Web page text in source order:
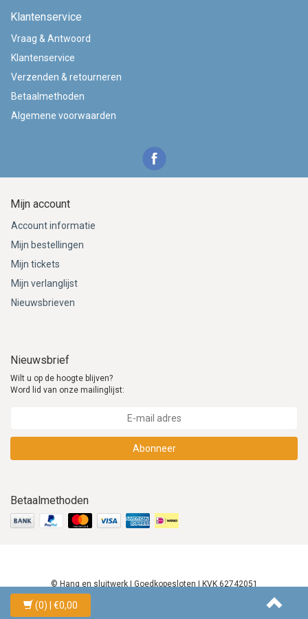
Klantenservice
Vraag & Antwoord
Klantenservice
Verzenden & retourneren
Betaalmethoden
Algemene voorwaarden
Mijn account
Account informatie
Mijn bestellingen
Mijn tickets
Mijn verlanglijst
Nieuwsbrieven
Nieuwsbrief
Wilt u op de hoogte blijven?
Word lid van onze mailinglijst:
Abonneer
Betaalmethoden
© Hang en sluitwerk | Goedkopesloten | KVK 62742051
(0) | €0,00